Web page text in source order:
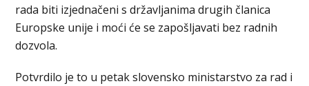
rada biti izjednačeni s državljanima drugih članica
Europske unije i moći će se zapošljavati bez radnih
dozvola.
Potvrdilo je to u petak slovensko ministarstvo za rad i